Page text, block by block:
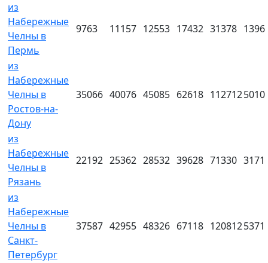
из
Набережные
Челны в
Пермь
9763 11157 12553 17432 31378 1396
из
Набережные
Челны в
Ростов-на-
Дону
35066 40076 45085 62618 1127125010
из
Набережные
Челны в
Рязань
22192 25362 28532 39628 71330 3171
из
Набережные
Челны в
Санкт-
Петербург
37587 42955 48326 67118 1208125371